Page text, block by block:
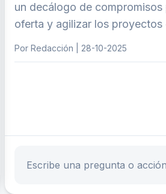
un decálogo de compromisos
oferta y agilizar los proyectos
Por Redacción | 28-10-2025
Escribe tu pregunta